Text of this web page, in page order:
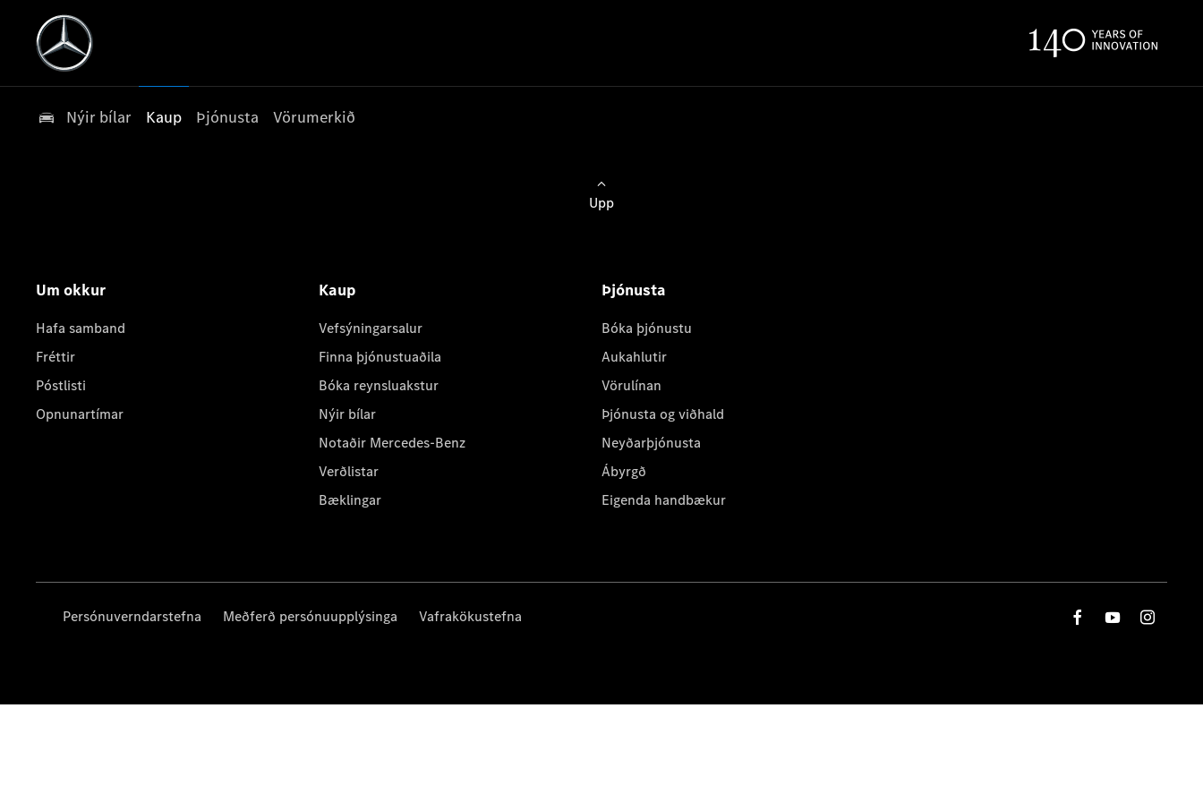
Nýir bílar Kaup Þjónusta Vörumerkið
Upp
Um okkur
Hafa samband
Fréttir
Póstlisti
Opnunartímar
Kaup
Vefsýningarsalur
Finna þjónustuaðila
Bóka reynsluakstur
Nýir bílar
Notaðir Mercedes-Benz
Verðlistar
Bæklingar
Þjónusta
Bóka þjónustu
Aukahlutir
Vörulínan
Þjónusta og viðhald
Neyðarþjónusta
Ábyrgð
Eigenda handbækur
Persónuverndarstefna Meðferð persónuupplýsinga Vafrakökustefna